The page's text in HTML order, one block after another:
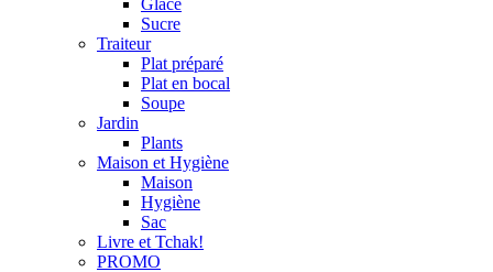
Glace
Sucre
Traiteur
Plat préparé
Plat en bocal
Soupe
Jardin
Plants
Maison et Hygiène
Maison
Hygiène
Sac
Livre et Tchak!
PROMO